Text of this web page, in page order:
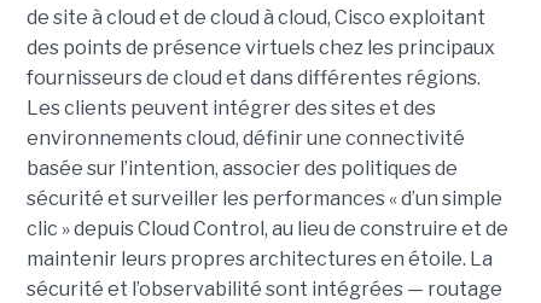
de site à cloud et de cloud à cloud, Cisco exploitant
des points de présence virtuels chez les principaux
fournisseurs de cloud et dans différentes régions.
Les clients peuvent intégrer des sites et des
environnements cloud, définir une connectivité
basée sur l’intention, associer des politiques de
sécurité et surveiller les performances « d’un simple
clic » depuis Cloud Control, au lieu de construire et de
maintenir leurs propres architectures en étoile. La
sécurité et l’observabilité sont intégrées — routage